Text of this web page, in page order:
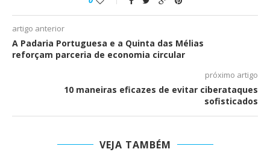
artigo anterior
A Padaria Portuguesa e a Quinta das Mélias
reforçam parceria de economia circular
próximo artigo
10 maneiras eficazes de evitar ciberataques
sofisticados
VEJA TAMBÉM